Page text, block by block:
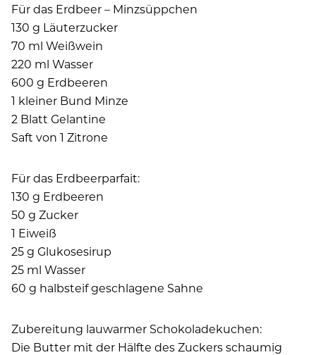
Für das Erdbeer – Minzsüppchen
130 g Läuterzucker
70 ml Weißwein
220 ml Wasser
600 g Erdbeeren
1 kleiner Bund Minze
2 Blatt Gelantine
Saft von 1 Zitrone
Für das Erdbeerparfait:
130 g Erdbeeren
50 g Zucker
1 Eiweiß
25 g Glukosesirup
25 ml Wasser
60 g halbsteif geschlagene Sahne
Zubereitung lauwarmer Schokoladekuchen:
Die Butter mit der Hälfte des Zuckers schaumig